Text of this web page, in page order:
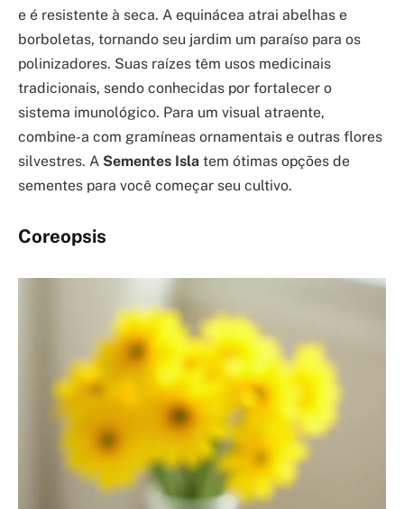
e é resistente à seca. A equinácea atrai abelhas e
borboletas, tornando seu jardim um paraíso para os
polinizadores. Suas raízes têm usos medicinais
tradicionais, sendo conhecidas por fortalecer o
sistema imunológico. Para um visual atraente,
combine-a com gramíneas ornamentais e outras flores
silvestres. A Sementes Isla tem ótimas opções de
sementes para você começar seu cultivo.
Coreopsis